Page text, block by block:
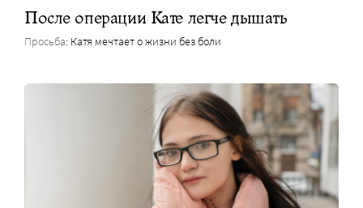
После операции Кате легче дышать
Просьба: Катя мечтает о жизни без боли